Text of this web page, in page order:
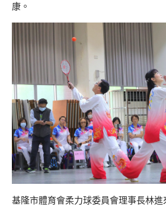
康。
基隆市體育會柔力球委員會理事長林